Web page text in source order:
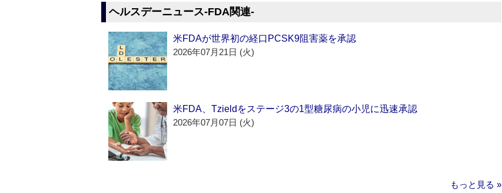
ヘルスデーニュース‐FDA関連‐
米FDAが世界初の経口PCSK9阻害薬を承認
2026年07月21日 (火)
米FDA、Tzieldをステージ3の1型糖尿病の小児に迅速承認
2026年07月07日 (火)
もっと見る »